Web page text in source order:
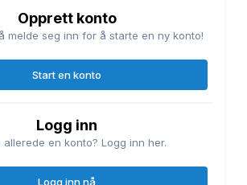
Opprett konto
melde seg inn for å starte en ny konto!
Start en konto
Logg inn
allerede en konto? Logg inn her.
Logg inn nå